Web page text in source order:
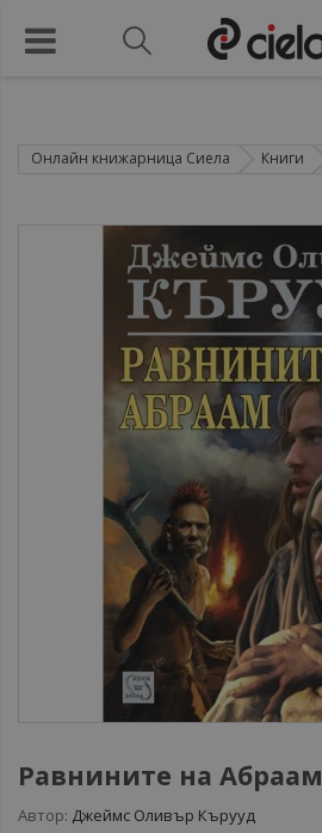
Онлайн книжарница Сиела Книги
Равнините на Абраам
Автор: Джеймс Оливър Кърууд